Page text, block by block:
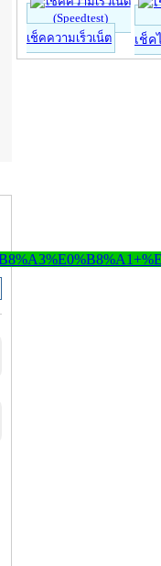
เช็คความเร็วเน็ต เช็ค